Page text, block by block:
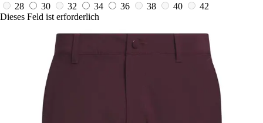
28
30 32 34 36 38 40
42
Dieses Feld ist erforderlich